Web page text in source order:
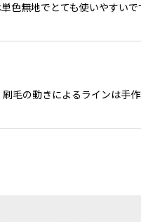
無地でとても使いやすい
の動きによるラインは手